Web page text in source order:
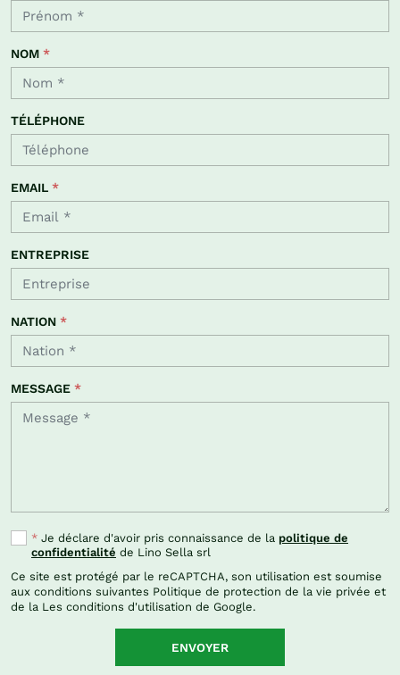
NOM *
TÉLÉPHONE
EMAIL *
ENTREPRISE
NATION *
MESSAGE *
* Je déclare d'avoir pris connaissance de la politique de
confidentialité de Lino Sella srl
Ce site est protégé par le reCAPTCHA, son utilisation est soumise
aux conditions suivantes Politique de protection de la vie privée et
de la Les conditions d'utilisation de Google.
ENVOYER